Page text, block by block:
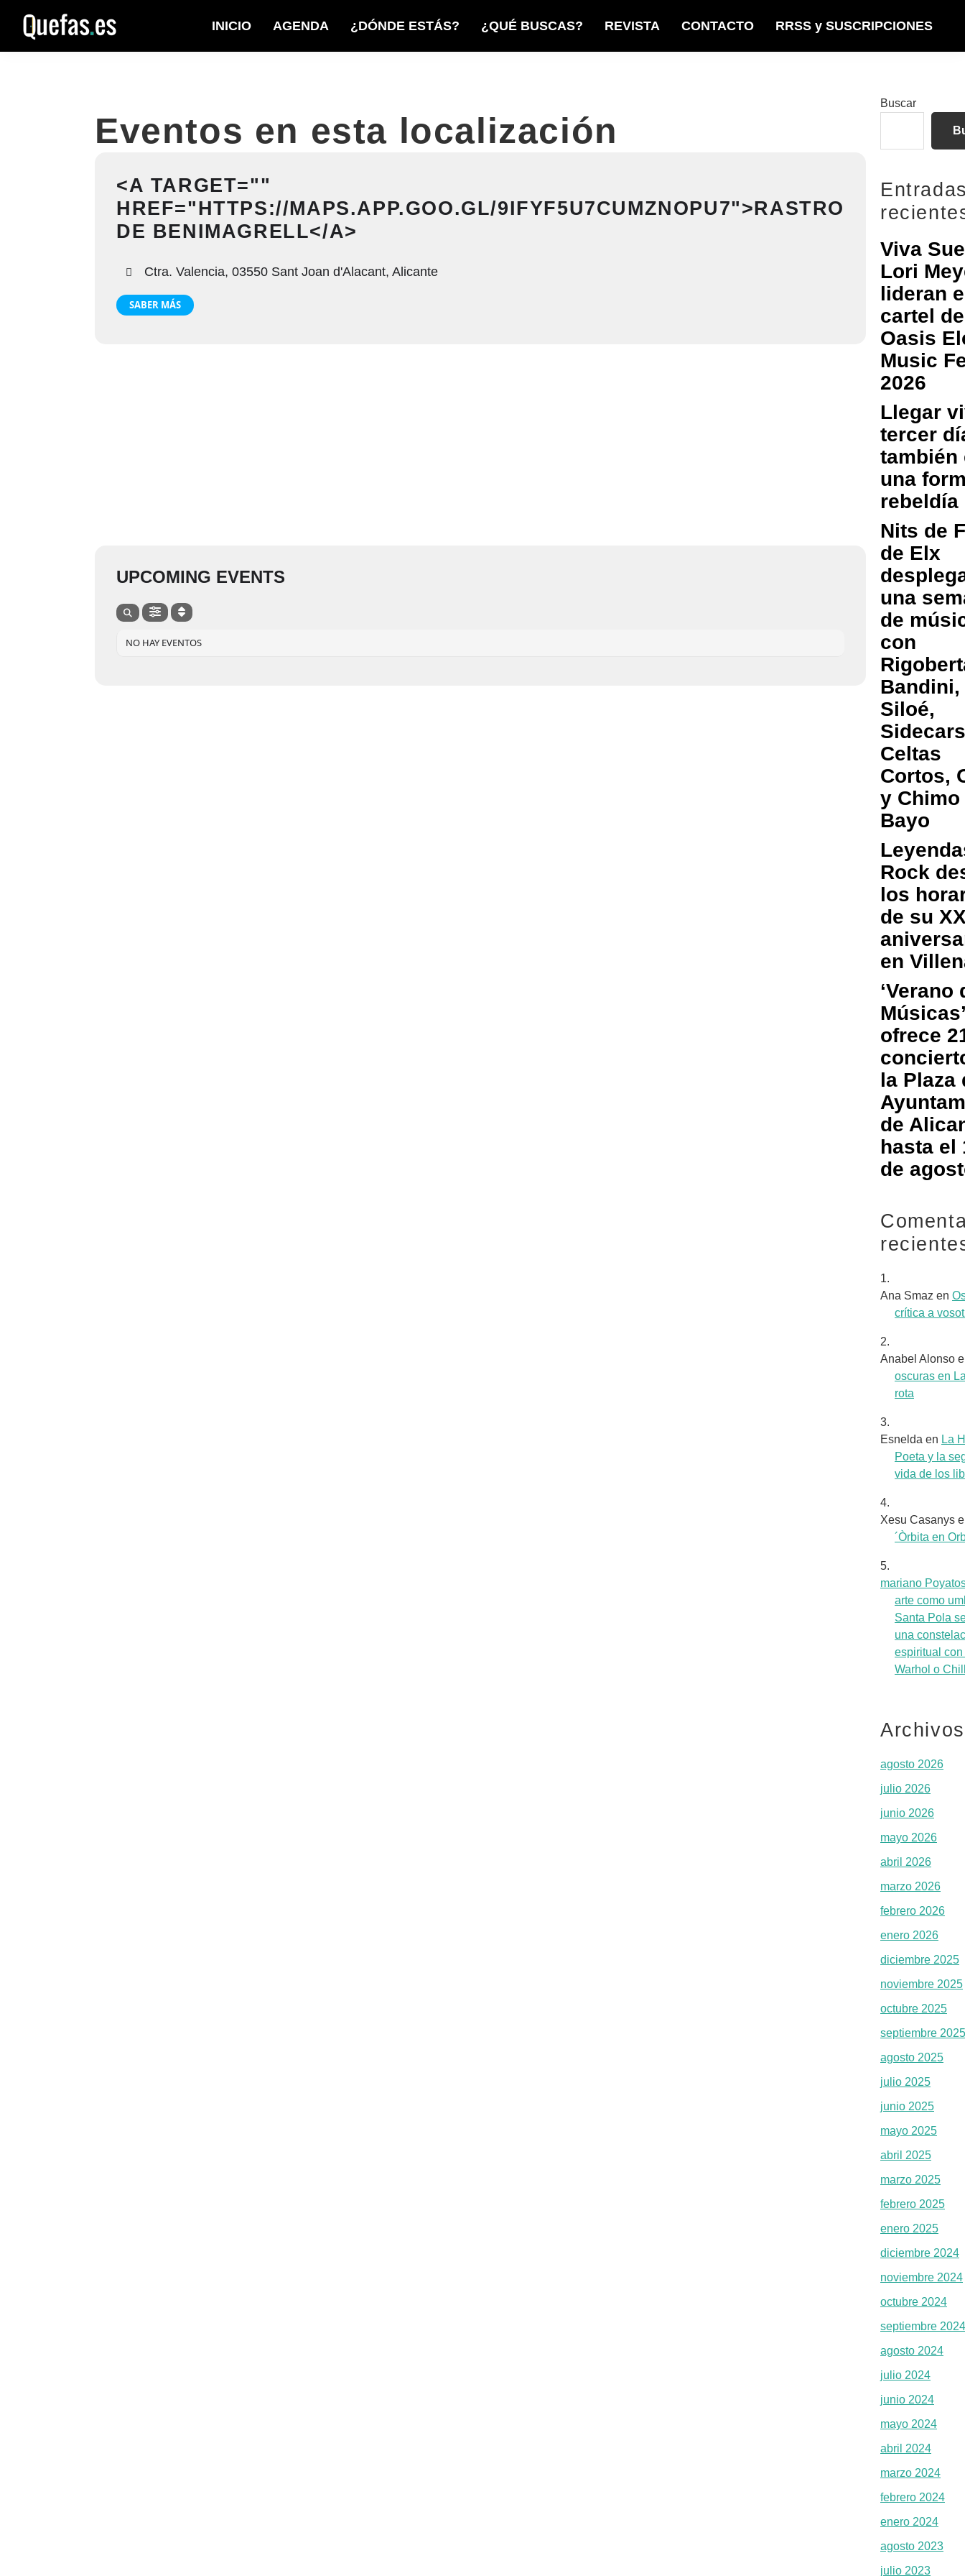
la
contenido
Quefas
INICIO AGENDA ¿DÓNDE ESTÁS? ¿QUÉ BUSCAS? REVISTA CONTACTO RRSS y SUSCRIPCIONES
Eventos en esta localización
<A TARGET=""
HREF="HTTPS://MAPS.APP.GOO.GL/9IFYF5U7CUMZNOPU7">RASTRO
DE BENIMAGRELL</A>
Ctra. Valencia, 03550 Sant Joan d'Alacant, Alicante
SABER MÁS
UPCOMING EVENTS
NO HAY EVENTOS
Barra
principal
Buscar
Viva
Lori
lideran
cartel de
Oasis
Music
2026
Llegar
tercer
también
una
rebeldía
Nits de
de Elx
una
de
con
Bandini,
Siloé,
Celtas
Cortos,
y Chimo
Bayo
Rock
los
de su
en
‘Verano
Músicas’
ofrece
la Plaza
de
hasta el
de
Ana Smaz en
crítica a
Anabel Alonso
oscuras en
rota
Esnelda en La
Poeta y la
vida de los
Xesu Casanys
´Òrbita en
mariano
arte como
Santa Pola
una
espiritual
Warhol o
Archivos
agosto 2026
julio 2026
junio 2026
mayo 2026
abril 2026
marzo 2026
febrero 2026
enero 2026
diciembre 2025
noviembre 2025
octubre 2025
septiembre 2025
agosto 2025
julio 2025
junio 2025
mayo 2025
abril 2025
marzo 2025
febrero 2025
enero 2025
diciembre 2024
noviembre 2024
octubre 2024
septiembre 2024
agosto 2024
julio 2024
junio 2024
mayo 2024
abril 2024
marzo 2024
febrero 2024
enero 2024
agosto 2023
julio 2023